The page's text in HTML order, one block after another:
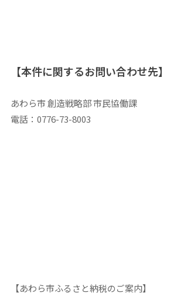
【本件に関するお問い合わせ先】
あわら市 創造戦略部 市民協働課
電話：0776-73-8003
【あわら市ふるさと納税のご案内】